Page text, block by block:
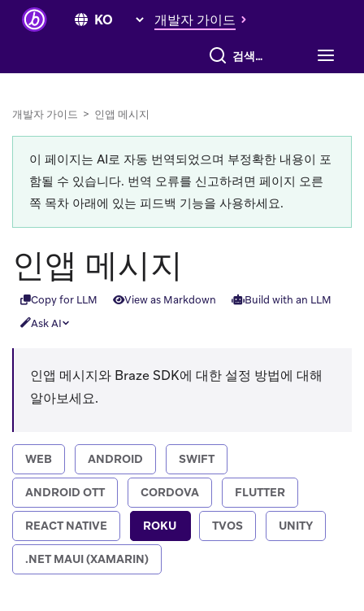
개발자 가이드
전체 검색
개발자 가이드 > 인앱 메시지
이 페이지는 AI로 자동 번역되었으며 부정확한 내용이 포
함될 수 있습니다. 번역 오류를 신고하려면 페이지 오른
쪽 목차 아래에 있는 피드백 기능을 사용하세요.
인앱 메시지
Copy for LLM View as Markdown
Build with an LLM
Ask AI
인앱 메시지와 Braze SDK에 대한 설정 방법에 대해
알아보세요.
WEB ANDROID SWIFT
ANDROID OTT CORDOVA FLUTTER
REACT NATIVE ROKU TVOS UNITY
.NET MAUI (XAMARIN)